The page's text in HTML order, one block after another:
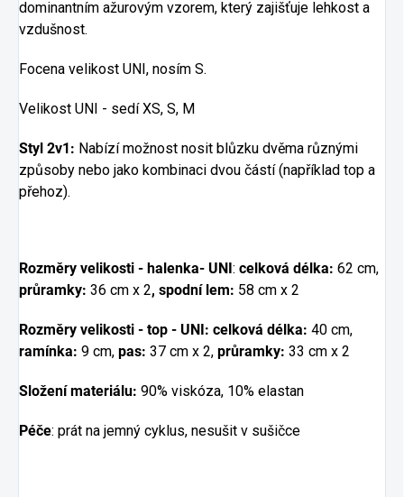
dominantním ažurovým vzorem, který zajišťuje lehkost a
vzdušnost.
Focena velikost UNI, nosím S.
Velikost UNI - sedí XS, S, M
Styl 2v1: Nabízí možnost nosit blůzku dvěma různými
způsoby nebo jako kombinaci dvou částí (například top a
přehoz).
Rozměry velikosti - halenka- UNI: celková délka: 62 cm,
průramky: 36 cm x 2, spodní lem: 58 cm x 2
Rozměry velikosti - top - UNI: celková délka: 40 cm,
ramínka: 9 cm, pas: 37 cm x 2, průramky: 33 cm x 2
Složení materiálu: 90% viskóza, 10% elastan
Péče: prát na jemný cyklus, nesušit v sušičce